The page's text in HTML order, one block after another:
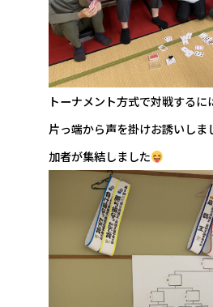
トーナメント方式で対戦する
片っ端から声を掛けお誘いし
加者が集結しました